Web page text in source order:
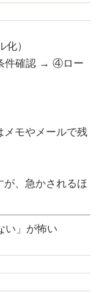
化）
件確認 → ④ロー
メモやメールで残
が、急かされるほ
い」が怖い